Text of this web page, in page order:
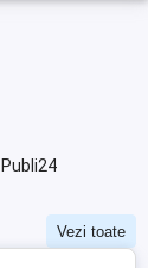
Vezi toate